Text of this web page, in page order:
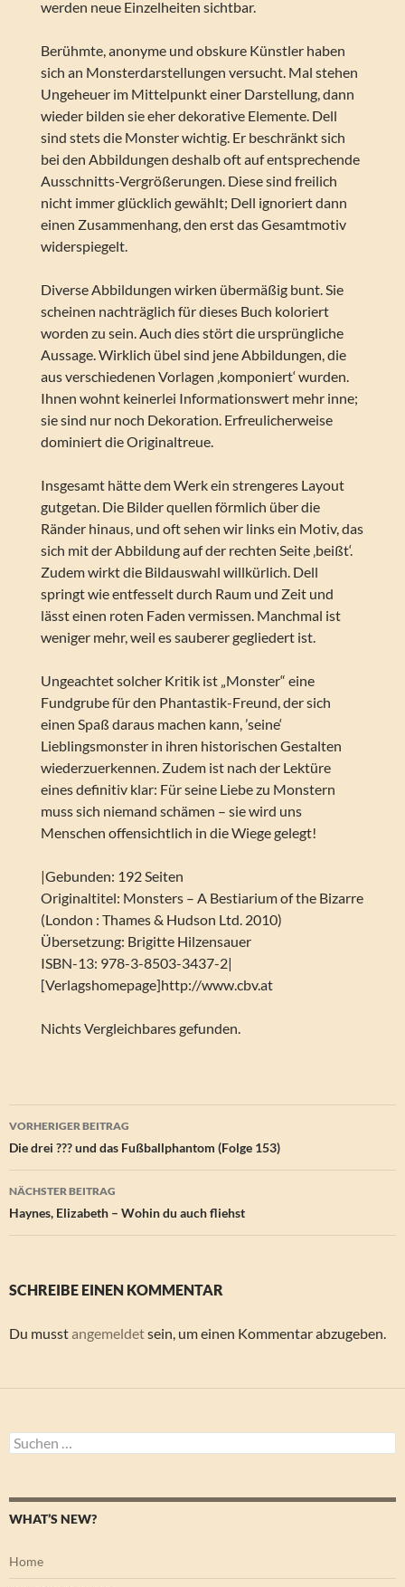
werden neue Einzelheiten sichtbar.
Berühmte, anonyme und obskure Künstler haben
sich an Monsterdarstellungen versucht. Mal stehen
Ungeheuer im Mittelpunkt einer Darstellung, dann
wieder bilden sie eher dekorative Elemente. Dell
sind stets die Monster wichtig. Er beschränkt sich
bei den Abbildungen deshalb oft auf entsprechende
Ausschnitts-Vergrößerungen. Diese sind freilich
nicht immer glücklich gewählt; Dell ignoriert dann
einen Zusammenhang, den erst das Gesamtmotiv
widerspiegelt.
Diverse Abbildungen wirken übermäßig bunt. Sie
scheinen nachträglich für dieses Buch koloriert
worden zu sein. Auch dies stört die ursprüngliche
Aussage. Wirklich übel sind jene Abbildungen, die
aus verschiedenen Vorlagen ‚komponiert‘ wurden.
Ihnen wohnt keinerlei Informationswert mehr inne;
sie sind nur noch Dekoration. Erfreulicherweise
dominiert die Originaltreue.
Insgesamt hätte dem Werk ein strengeres Layout
gutgetan. Die Bilder quellen förmlich über die
Ränder hinaus, und oft sehen wir links ein Motiv, das
sich mit der Abbildung auf der rechten Seite ‚beißt‘.
Zudem wirkt die Bildauswahl willkürlich. Dell
springt wie entfesselt durch Raum und Zeit und
lässt einen roten Faden vermissen. Manchmal ist
weniger mehr, weil es sauberer gegliedert ist.
Ungeachtet solcher Kritik ist „Monster“ eine
Fundgrube für den Phantastik-Freund, der sich
einen Spaß daraus machen kann, ’seine‘
Lieblingsmonster in ihren historischen Gestalten
wiederzuerkennen. Zudem ist nach der Lektüre
eines definitiv klar: Für seine Liebe zu Monstern
muss sich niemand schämen – sie wird uns
Menschen offensichtlich in die Wiege gelegt!
|Gebunden: 192 Seiten
Originaltitel: Monsters – A Bestiarium of the Bizarre
(London : Thames & Hudson Ltd. 2010)
Übersetzung: Brigitte Hilzensauer
ISBN-13: 978-3-8503-3437-2|
[Verlagshomepage]http://www.cbv.at
Nichts Vergleichbares gefunden.
Beitragsnavigation
VORHERIGER BEITRAG
Die drei ??? und das Fußballphantom (Folge 153)
NÄCHSTER BEITRAG
Haynes, Elizabeth – Wohin du auch fliehst
SCHREIBE EINEN KOMMENTAR
Du musstangemeldetsein, um einen Kommentar abzugeben.
Suchen
nach:
WHAT’S NEW?
Home